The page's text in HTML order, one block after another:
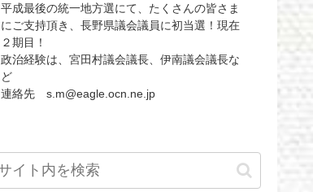
平成最後の統一地方選にて、たくさんの皆さま
にご支持頂き、長野県議会議員に初当選！現在
２期目！
政治経験は、宮田村議会議長、伊南議会議長な
ど
連絡先 s.m@eagle.ocn.ne.jp